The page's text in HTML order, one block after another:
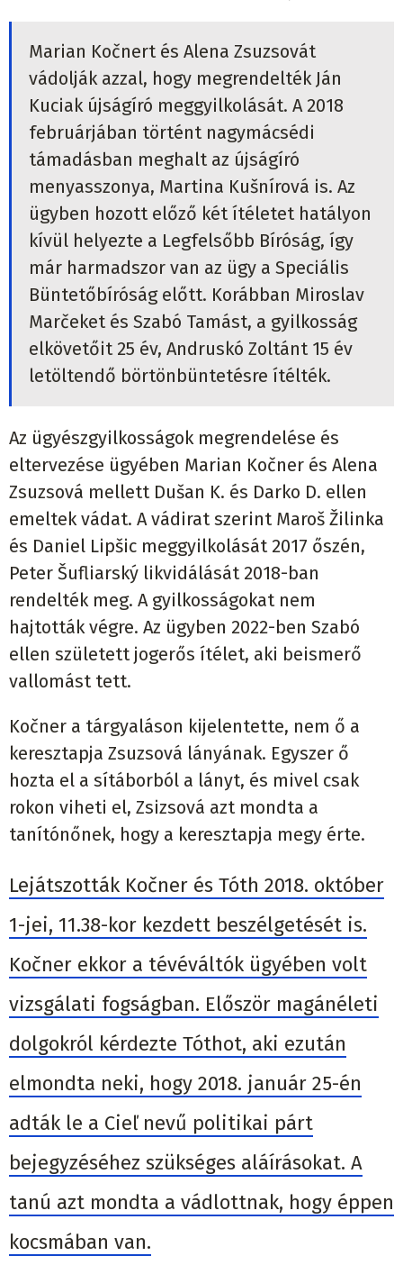
Marian Kočnert és Alena Zsuzsovát
vádolják azzal, hogy megrendelték Ján
Kuciak újságíró meggyilkolását. A 2018
februárjában történt nagymácsédi
támadásban meghalt az újságíró
menyasszonya, Martina Kušnírová is. Az
ügyben hozott előző két ítéletet hatályon
kívül helyezte a Legfelsőbb Bíróság, így
már harmadszor van az ügy a Speciális
Büntetőbíróság előtt. Korábban Miroslav
Marčeket és Szabó Tamást, a gyilkosság
elkövetőit 25 év, Andruskó Zoltánt 15 év
letöltendő börtönbüntetésre ítélték.
Az ügyészgyilkosságok megrendelése és
eltervezése ügyében Marian Kočner és Alena
Zsuzsová mellett Dušan K. és Darko D. ellen
emeltek vádat. A vádirat szerint Maroš Žilinka
és Daniel Lipšic meggyilkolását 2017 őszén,
Peter Šufliarský likvidálását 2018-ban
rendelték meg. A gyilkosságokat nem
hajtották végre. Az ügyben 2022-ben Szabó
ellen született jogerős ítélet, aki beismerő
vallomást tett.
Kočner a tárgyaláson kijelentette, nem ő a
keresztapja Zsuzsová lányának. Egyszer ő
hozta el a sítáborból a lányt, és mivel csak
rokon viheti el, Zsizsová azt mondta a
tanítónőnek, hogy a keresztapja megy érte.
Lejátszották Kočner és Tóth 2018. október
1-jei, 11.38-kor kezdett beszélgetését is.
Kočner ekkor a tévéváltók ügyében volt
vizsgálati fogságban. Először magánéleti
dolgokról kérdezte Tóthot, aki ezután
elmondta neki, hogy 2018. január 25-én
adták le a Cieľ nevű politikai párt
bejegyzéséhez szükséges aláírásokat. A
tanú azt mondta a vádlottnak, hogy éppen
kocsmában van.